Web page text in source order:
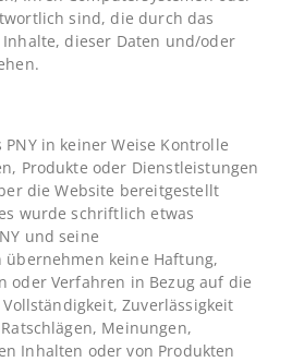
sind, die durch das
dieser Daten und/oder
in keiner Weise Kontrolle
Produkte oder Dienstleistungen
die Website bereitgestellt
wurde schriftlich etwas
und seine
übernehmen keine Haftung,
oder Verfahren in Bezug auf die
Zuverlässigkeit
Meinungen,
Inhalten oder von Produkten